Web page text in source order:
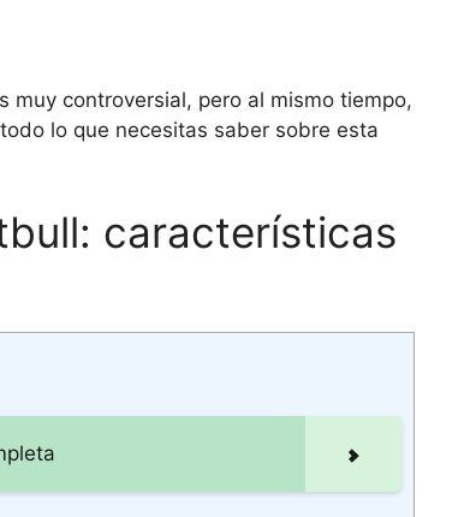
muy controversial, pero al mismo tiempo,
lo que necesitas saber sobre esta
características